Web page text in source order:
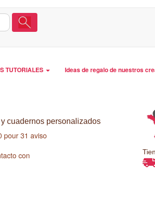
TUTORIALES Ideas de regalo de nuestros
cuadernos personalizados
pour 31 aviso
con